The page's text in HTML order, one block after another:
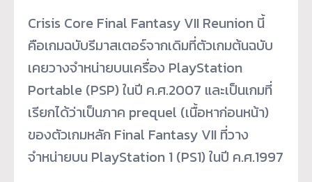
Crisis Core Final Fantasy VII Reunion นี้
คือเกมฉบับรีมาสเตอร์จากเดิมที่ตัวเกมต้นฉบับ
เคยวางจำหน่ายบนเครื่อง PlayStation
Portable (PSP) ในปี ค.ศ.2007 และเป็นเกมที่
เรียกได้ว่าเป็นภาค prequel (เนื้อหาก่อนหน้า)
ของตัวเกมหลัก Final Fantasy VII ที่วาง
จำหน่ายบน PlayStation 1 (PS1) ในปี ค.ศ.1997